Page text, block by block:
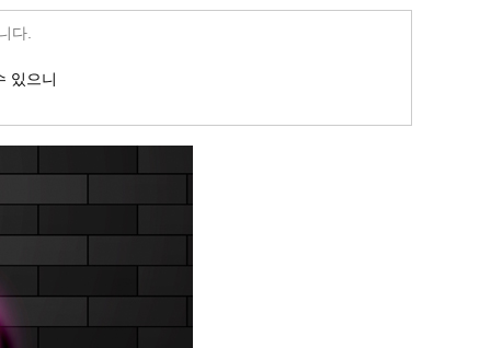
다.
있으니